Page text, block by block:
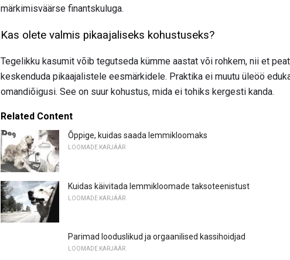
märkimisväärse finantskuluga.
Kas olete valmis pikaajaliseks kohustuseks?
Tegelikku kasumit võib tegutseda kümme aastat või rohkem, nii et
keskenduda pikaajalistele eesmärkidele. Praktika ei muutu üleöö
omandiõigusi. See on suur kohustus, mida ei tohiks kergesti kanda.
Related Content
Õppige, kuidas saada lemmikloomaks
LOOMADE KARJÄÄR
Kuidas käivitada lemmikloomade taksoteenistust
LOOMADE KARJÄÄR
Parimad looduslikud ja orgaanilised kassihoidjad
LOOMADE KARJÄÄR